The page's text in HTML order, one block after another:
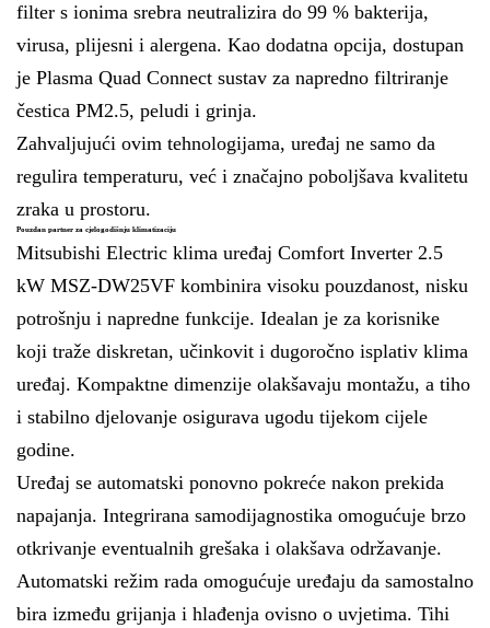
filter s ionima srebra neutralizira do 99 % bakterija,
virusa, plijesni i alergena. Kao dodatna opcija, dostupan
je Plasma Quad Connect sustav za napredno filtriranje
čestica PM2.5, peludi i grinja.
Zahvaljujući ovim tehnologijama, uređaj ne samo da
regulira temperaturu, već i značajno poboljšava kvalitetu
zraka u prostoru.
Pouzdan partner za cjelogodišnju klimatizaciju
Mitsubishi Electric klima uređaj Comfort Inverter 2.5
kW MSZ-DW25VF kombinira visoku pouzdanost, nisku
potrošnju i napredne funkcije. Idealan je za korisnike
koji traže diskretan, učinkovit i dugoročno isplativ klima
uređaj. Kompaktne dimenzije olakšavaju montažu, a tiho
i stabilno djelovanje osigurava ugodu tijekom cijele
godine.
Uređaj se automatski ponovno pokreće nakon prekida
napajanja. Integrirana samodijagnostika omogućuje brzo
otkrivanje eventualnih grešaka i olakšava održavanje.
Automatski režim rada omogućuje uređaju da samostalno
bira između grijanja i hlađenja ovisno o uvjetima. Tihi